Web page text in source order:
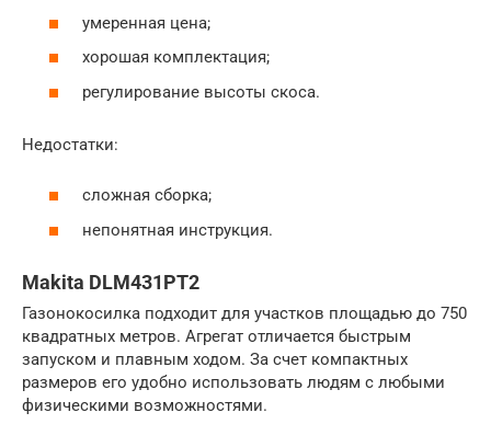
умеренная цена;
хорошая комплектация;
регулирование высоты скоса.
Недостатки:
сложная сборка;
непонятная инструкция.
Makita DLM431PT2
Газонокосилка подходит для участков площадью до 750
квадратных метров. Агрегат отличается быстрым
запуском и плавным ходом. За счет компактных
размеров его удобно использовать людям с любыми
физическими возможностями.